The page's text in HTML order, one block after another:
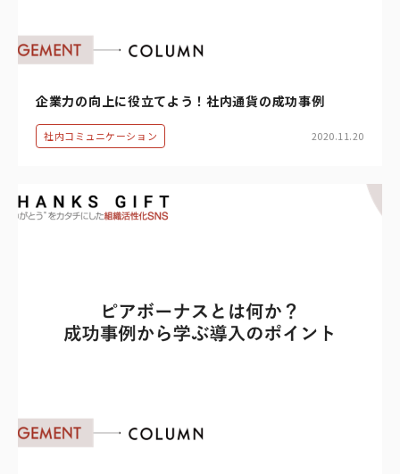
企業力の向上に役立てよう！社内通貨の成功事例
社内コミュニケーション 2020.11.20